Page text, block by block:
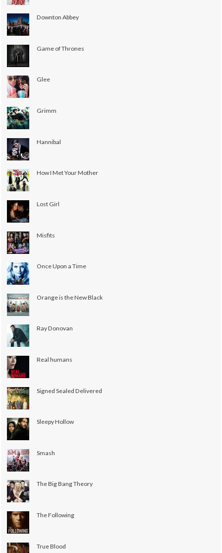
Downton Abbey
Game of Thrones
Glee
Grimm
Hannibal
How I Met Your Mother
Lost Girl
Misfits
Once Upon a Time
Orange is the New Black
Ray Donovan
Real humans
Signed Sealed Delivered
Sleepy Hollow
Smash
The Big Bang Theory
The Following
True Blood